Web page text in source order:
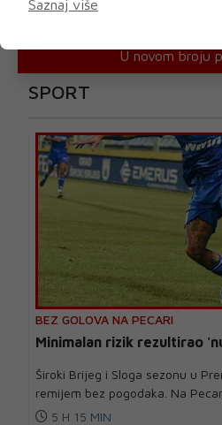
U novom broju
SPORT
BEZ GOLOVA NA PECARI
Minimalan rizik rezultirao
Široki Brijeg i Sloga sezonu u
remijem bez pogodaka. Na
5 H 15 MIN
Saznaj više